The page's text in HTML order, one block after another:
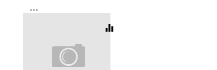
Регистрация
more_horiz
equalizer